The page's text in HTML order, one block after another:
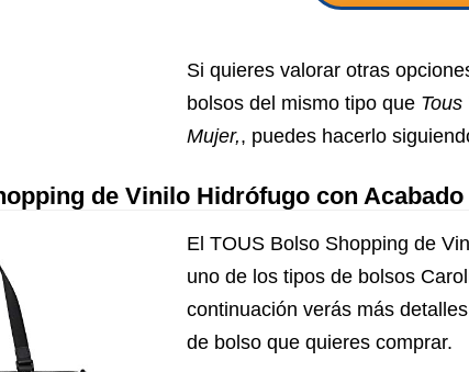
Si quieres valorar otras
bolsos del mismo tipo que
Mujer,, puedes hacerlo
de Vinilo Hidrófugo con
El TOUS Bolso Shopping de
uno de los tipos de bolsos
continuación verás más
de bolso que quieres comprar.